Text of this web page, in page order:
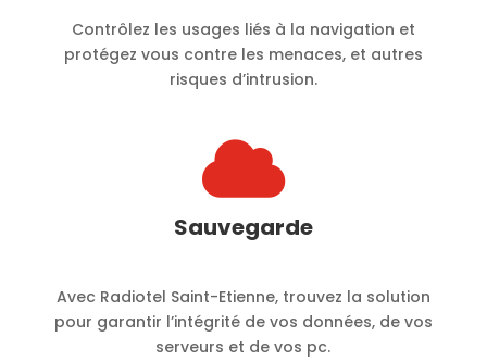
Contrôlez les usages liés à la navigation et
protégez vous contre les menaces, et autres
risques d’intrusion.

Sauvegarde
Avec Radiotel Saint-Etienne, trouvez la solution
pour garantir l’intégrité de vos données, de vos
serveurs et de vos pc.